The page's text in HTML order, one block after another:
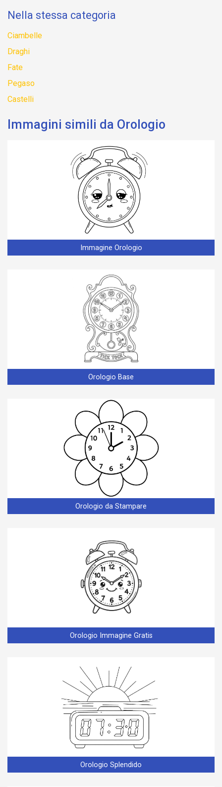
Nella stessa categoria
Ciambelle
Draghi
Fate
Pegaso
Castelli
Immagini simili da Orologio
Immagine Orologio
Orologio Base
Orologio da Stampare
Orologio Immagine Gratis
Orologio Splendido